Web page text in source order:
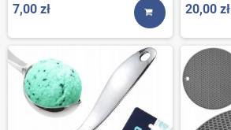
7,00 zł
KUP TERAZ
20,00 zł